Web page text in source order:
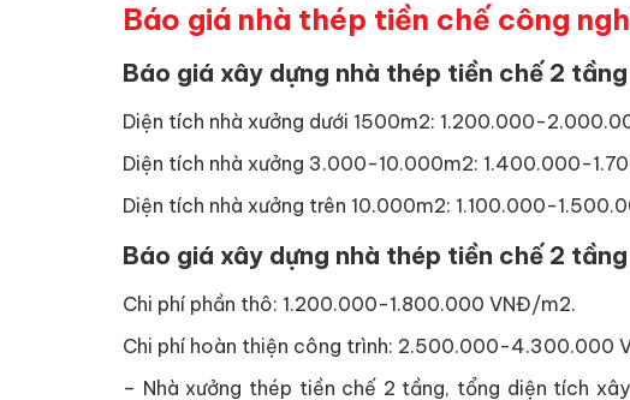
Báo giá nhà thép tiền chế công
Báo giá xây dựng nhà thép tiền chế 2
Diện tích nhà xưởng dưới 1500m2: 1.200.000-
Diện tích nhà xưởng 3.000-10.000m2: 1.400.000-
Diện tích nhà xưởng trên 10.000m2: 1.100.000-
Báo giá xây dựng nhà thép tiền chế 2
Chi phí phần thô: 1.200.000-1.800.000 VNĐ/m2.
Chi phí hoàn thiện công trình: 2.500.000-4.300.000
– Nhà xưởng thép tiền chế 2 tầng, tổng diện tích